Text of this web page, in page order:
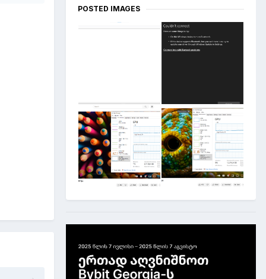
POSTED IMAGES